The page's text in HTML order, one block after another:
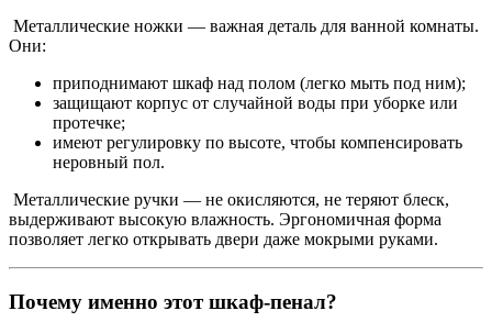
Металлические ножки — важная деталь для ванной комнаты.
Они:
приподнимают шкаф над полом (легко мыть под ним);
защищают корпус от случайной воды при уборке или
протечке;
имеют регулировку по высоте, чтобы компенсировать
неровный пол.
Металлические ручки — не окисляются, не теряют блеск,
выдерживают высокую влажность. Эргономичная форма
позволяет легко открывать двери даже мокрыми руками.
Почему именно этот шкаф-пенал?